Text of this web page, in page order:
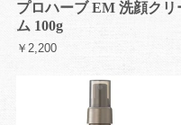
プロハーブ EM 洗顔クリ
ム 100g
￥2,200